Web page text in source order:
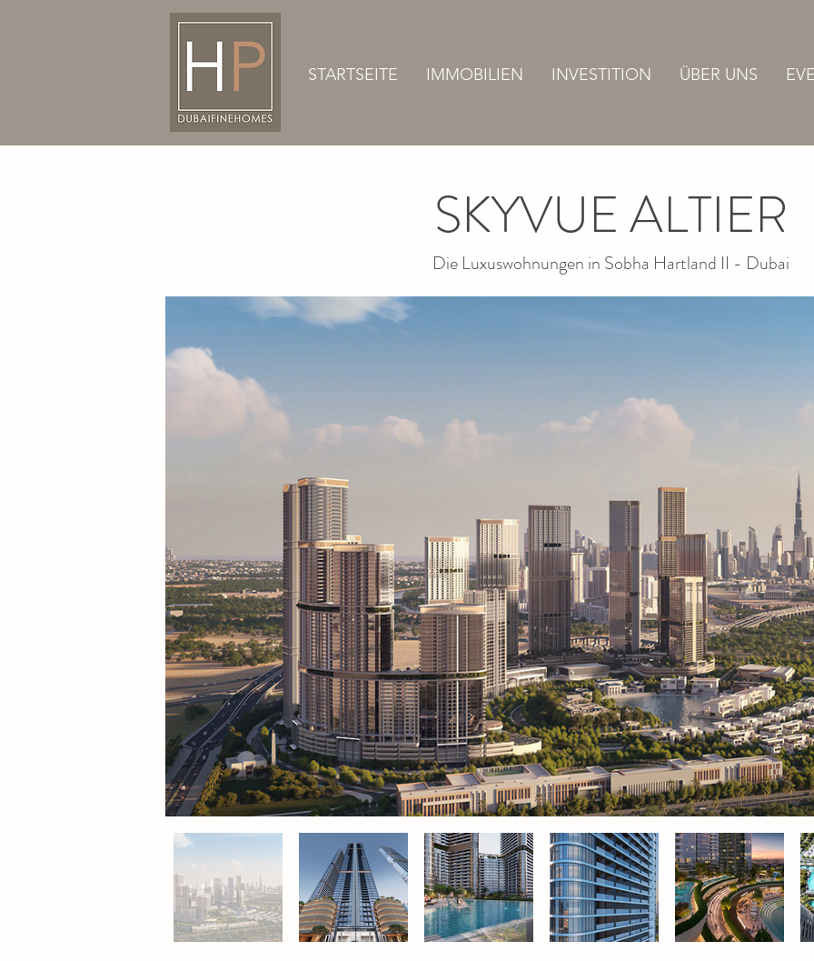
STARTSEITE IMMOBILIEN INVESTITION ÜBER UNS
SKYVUE ALTIER
Die Luxuswohnungen in Sobha Hartland II - Dubai